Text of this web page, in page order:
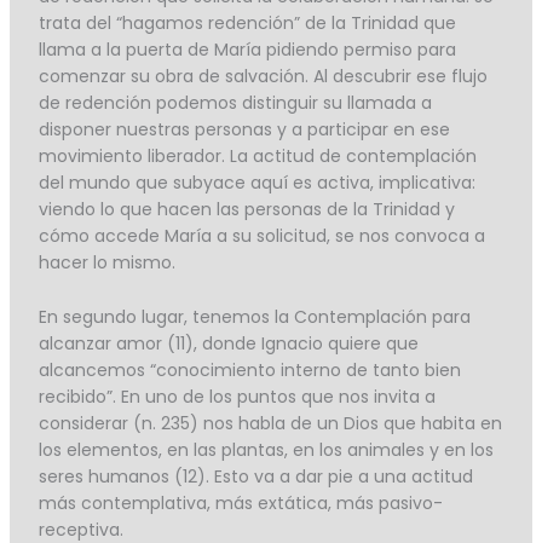
trata del “hagamos redención” de la Trinidad que
llama a la puerta de María pidiendo permiso para
comenzar su obra de salvación. Al descubrir ese flujo
de redención podemos distinguir su llamada a
disponer nuestras personas y a participar en ese
movimiento liberador. La actitud de contemplación
del mundo que subyace aquí es activa, implicativa:
viendo lo que hacen las personas de la Trinidad y
cómo accede María a su solicitud, se nos convoca a
hacer lo mismo.
En segundo lugar, tenemos la Contemplación para
alcanzar amor (11), donde Ignacio quiere que
alcancemos “conocimiento interno de tanto bien
recibido”. En uno de los puntos que nos invita a
considerar (n. 235) nos habla de un Dios que habita en
los elementos, en las plantas, en los animales y en los
seres humanos (12). Esto va a dar pie a una actitud
más contemplativa, más extática, más pasivo-
receptiva.